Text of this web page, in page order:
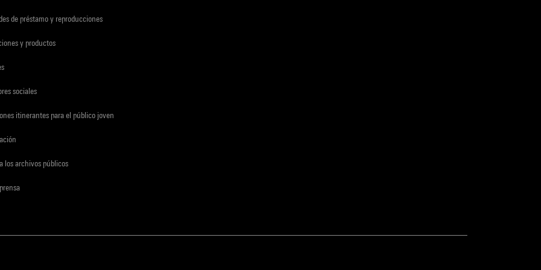
de préstamo y reproducciones
y productos
sociales
itinerantes para el público joven
los archivos públicos